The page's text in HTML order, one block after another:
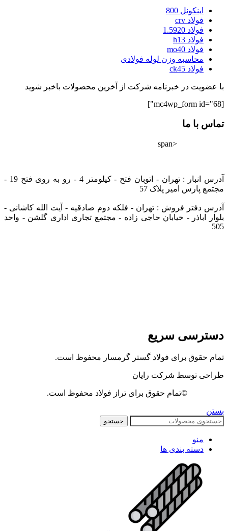
اینکونل 800
فولاد crv
فولاد 1.5920
فولاد h13
فولاد mo40
محاسبه وزن لوله فولادی
فولاد ck45
با عضویت در خبرنامه شرکت از آخرین محصولات باخبر شوید
[mc4wp_form id="68"]
تماس با ما
<span
آدرس انبار : تهران - اتوبان فتح - کیلومتر 4 - رو به روی فتح 19 -
مجتمع پارس امیر پلاک 57
آدرس دفتر فروش : تهران - فلکه دوم صادقیه - آیت الله کاشانی -
بلوار اباذر - خیابان حاجی زاده - مجتمع تجاری اداری گلشن - واحد
505
دسترسی سریع
تمام حقوق برای فولاد گستر گرمسار محفوظ است.
طراحی توسط شرکت رایان
©تمام حقوق برای تراز فولاد محفوظ است.
بستن
جستجو
منو
دسته بندی ها